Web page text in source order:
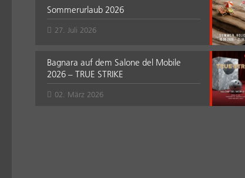
Sommerurlaub 2026
27. Juli 2026
Bagnara auf dem Salone del Mobile
2026 – TRUE STRIKE
02. März 2026